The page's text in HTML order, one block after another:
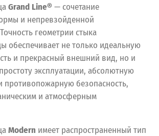
Grand Line® — сочетание
и непревзойденной
геометрии стыка
обеспечивает не только идеальную
и прекрасный внешний вид, но и
эксплуатации, абсолютную
противопожарную безопасность,
и атмосферным
Modern имеет распространенный тип